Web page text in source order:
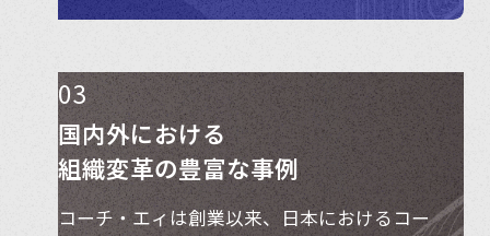
03
国内外における
組織変革の豊富な事例
コーチ・エィは創業以来、日本におけるコー